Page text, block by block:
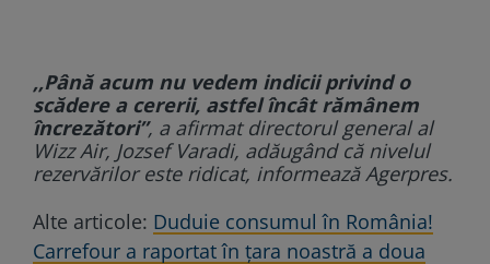
,,Până acum nu vedem indicii privind o
scădere a cererii, astfel încât rămânem
încrezători”, a afirmat directorul general al
Wizz Air, Jozsef Varadi, adăugând că nivelul
rezervărilor este ridicat, informează Agerpres.
Alte articole: Duduie consumul în România!
Carrefour a raportat în țara noastră a doua